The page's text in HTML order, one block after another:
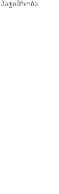
პატიმრობა